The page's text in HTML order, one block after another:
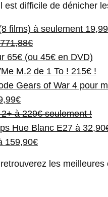
est difficile de dénicher
films) à seulement
65€ (ou 45€ en DVD)
M.2 de 1 To ! 215€ !
Gears of War 4 pour
à 229€ seulement !
Hue Blanc E27 à
159,90€
les